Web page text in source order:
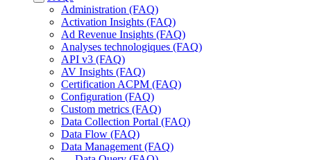
Administration (FAQ)
Activation Insights (FAQ)
Ad Revenue Insights (FAQ)
Analyses technologiques (FAQ)
API v3 (FAQ)
AV Insights (FAQ)
Certification ACPM (FAQ)
Configuration (FAQ)
Custom metrics (FAQ)
Data Collection Portal (FAQ)
Data Flow (FAQ)
Data Management (FAQ)